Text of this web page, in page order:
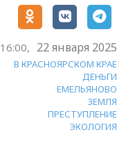
16:00, 22 января 2025
В КРАСНОЯРСКОМ КРАЕ
ДЕНЬГИ
ЕМЕЛЬЯНОВО
ЗЕМЛЯ
ПРЕСТУПЛЕНИЕ
ЭКОЛОГИЯ